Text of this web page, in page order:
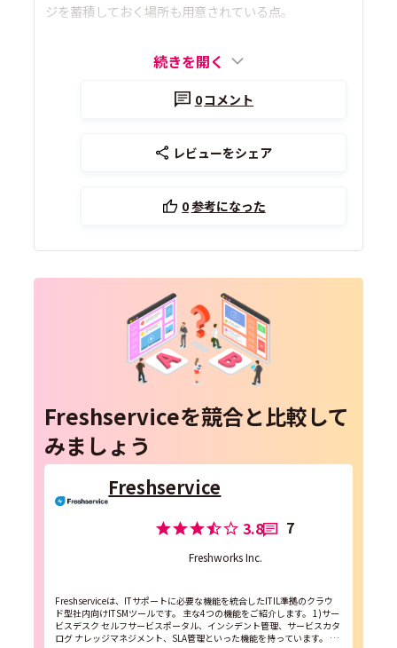
ジを蓄積しておく場所も用意されている点。
続きを開く
0コメント
レビューをシェア
0参考になった
Freshserviceを競合と比較して
みましょう
Freshservice
3.8 7
Freshworks Inc.
Freshserviceは、ITサポートに必要な機能を統合したITIL準拠のクラウ
ド型社内向けITSMツールです。 主な4つの機能をご紹介します。 1)サー
ビスデスク セルフサービスポータル、インシデント管理、サービスカタ
ログ ナレッジマネジメント、SLA管理といった機能を持っています。 2)